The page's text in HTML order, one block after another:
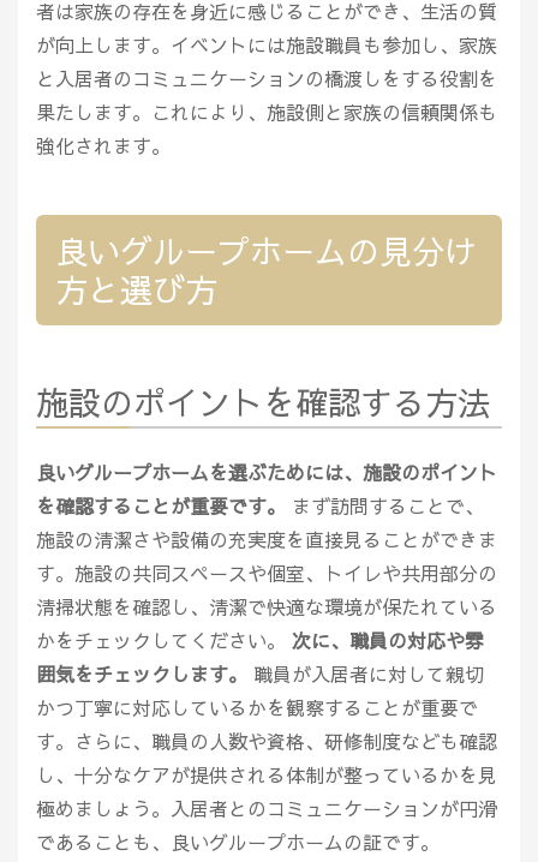
者は家族の存在を身近に感じることができ、生活の質
が向上します。イベントには施設職員も参加し、家族
と入居者のコミュニケーションの橋渡しをする役割を
果たします。これにより、施設側と家族の信頼関係も
強化されます。
良いグループホームの見分け
方と選び方
施設のポイントを確認する方法
良いグループホームを選ぶためには、施設のポイント
を確認することが重要です。
まず訪問することで、
施設の清潔さや設備の充実度を直接見ることができま
す。施設の共同スペースや個室、トイレや共用部分の
清掃状態を確認し、清潔で快適な環境が保たれている
かをチェックしてください。 次に、職員の対応や雰
囲気をチェックします。
職員が入居者に対して親切
かつ丁寧に対応しているかを観察することが重要で
す。さらに、職員の人数や資格、研修制度なども確認
し、十分なケアが提供される体制が整っているかを見
極めましょう。入居者とのコミュニケーションが円滑
であることも、良いグループホームの証です。